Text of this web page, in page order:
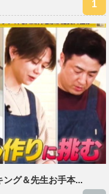
ング＆先生お手本...